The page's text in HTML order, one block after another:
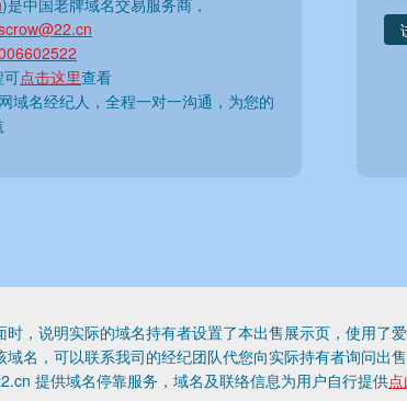
)是中国老牌域名交易服务商，
可点击这里查看
域名经纪人，全程一对一沟通，为您的
时，说明实际的域名持有者设置了本出售展示页，使用了
名，可以联系我司的经纪团队代您向实际持有者询问出售
提供域名停靠服务，域名及联络信息为用户自行提供